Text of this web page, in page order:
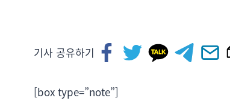
기사 공유하기
[box type=”note”]